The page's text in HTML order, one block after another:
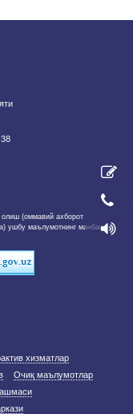
(оммавий ахборот
ушбу маълумотнинг манбаи
хизматлар
Очиқ маълумотлар